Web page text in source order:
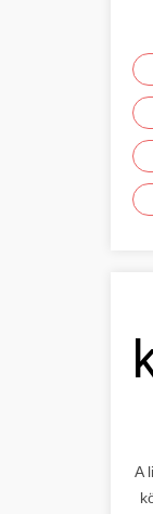
A